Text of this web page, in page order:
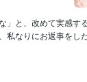
」と、改めて実感す
私なりにお返事をし